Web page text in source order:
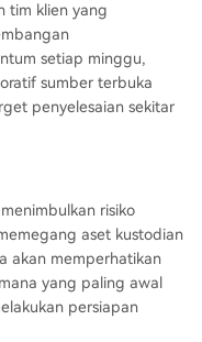
tim klien yang
setiap minggu,
sumber terbuka
penyelesaian sekitar
risiko
aset kustodian
akan memperhatikan
yang paling awal
persiapan